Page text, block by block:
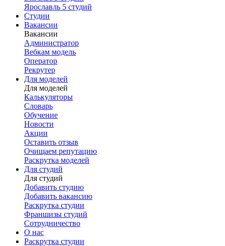
Ярославль 5 студий
Студии
Вакансии
Вакансии
Администратор
Вебкам модель
Оператор
Рекрутер
Для моделей
Для моделей
Калькуляторы
Словарь
Обучение
Новости
Акции
Оставить отзыв
Очищаем репутацию
Раскрутка моделей
Для студий
Для студий
Добавить студию
Добавить вакансию
Раскрутка студии
Франшизы студий
Сотрудничество
О нас
Раскрутка студии